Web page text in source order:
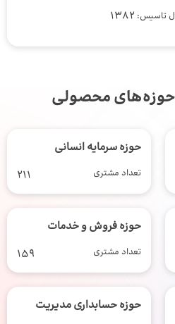
تاسیس: 1382
محصولی
حوزه سرمایه انسانی
تعداد مشتری 211
حوزه فروش و خدمات
تعداد مشتری 159
حوزه حسابداری مدیریت